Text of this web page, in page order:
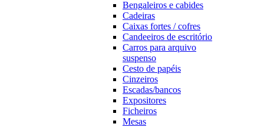
Bengaleiros e cabides
Cadeiras
Caixas fortes / cofres
Candeeiros de escritório
Carros para arquivo
suspenso
Cesto de papéis
Cinzeiros
Escadas/bancos
Expositores
Ficheiros
Mesas